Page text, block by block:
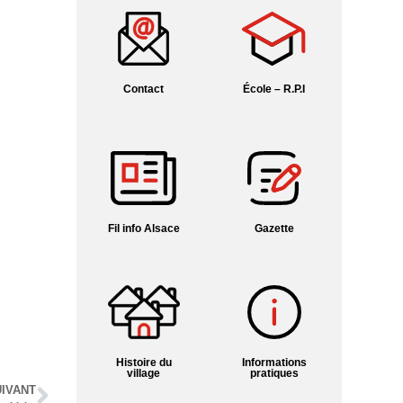
Contact École – R.P.I
Fil info Alsace Gazette
Histoire du
village
Informations
pratiques